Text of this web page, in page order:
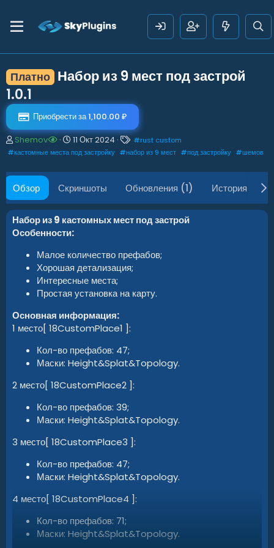
Платно Набор из 9 мест под застрой
1.0.1
Приобрести за 1,100.00 ₽
А
в
о
р
Shemov
Д
а
а
о
з
д
а
н
я
11 Окт 2024
Т
е
и
#rust custom
#кастомные места под застройку #набор из 9 мест #под застройку #шемов
Обзор Скриншоты Обновления (1) История
Набор из 9 кастомных мест под застрой
Особенности:
Малое количество префабов;
Хорошая детализация;
Интересные места;
Простая установка на карту.
Основная информация:
1 место[ 18CustomPlace1 ]:
Кол-во префабов: 47;
Маски: Height&Splat&Topology.
2 место[ 18CustomPlace2 ]:
Кол-во префабов: 39;
Маски: Height&Splat&Topology.
3 место[ 18CustomPlace3 ]:
Кол-во префабов: 47;
Маски: Height&Splat&Topology.
4 место[ 18CustomPlace4 ]:
Кол-во префабов: 71;
Маски: Height&Splat&Topology.